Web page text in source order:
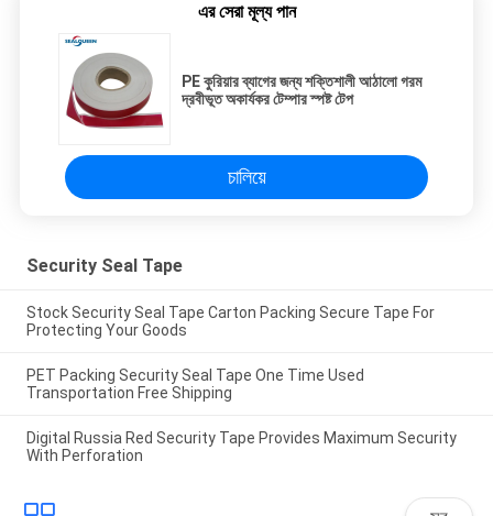
এর সেরা মূল্য পান
PE কুরিয়ার ব্যাগের জন্য শক্তিশালী আঠালো গরম
দ্রবীভূত অকার্যকর টেম্পার স্পষ্ট টেপ
চালিয়ে
Security Seal Tape
Stock Security Seal Tape Carton Packing Secure Tape For
Protecting Your Goods
PET Packing Security Seal Tape One Time Used
Transportation Free Shipping
Digital Russia Red Security Tape Provides Maximum Security
With Perforation